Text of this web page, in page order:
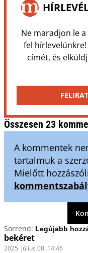
Ne maradjon le a
fel hírlevelünkre!
címét, és
Összesen 23
A kommentek
tartalmuk a
Mielőtt
Sorrend:
bekéret
2025. július 08. 14:46